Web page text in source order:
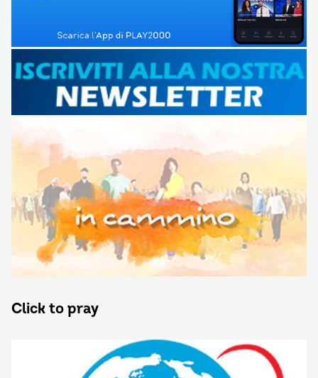
Click to pray